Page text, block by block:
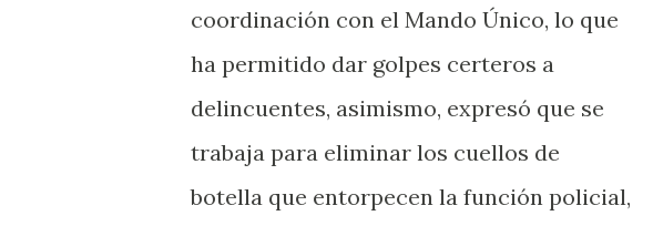
coordinación con el Mando Único, lo que
ha permitido dar golpes certeros a
delincuentes, asimismo, expresó que se
trabaja para eliminar los cuellos de
botella que entorpecen la función policial,